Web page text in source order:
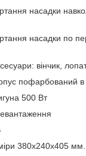
насадки
насадки по
вінчик,
пофарбований в
500 Вт
380х240х405 мм.